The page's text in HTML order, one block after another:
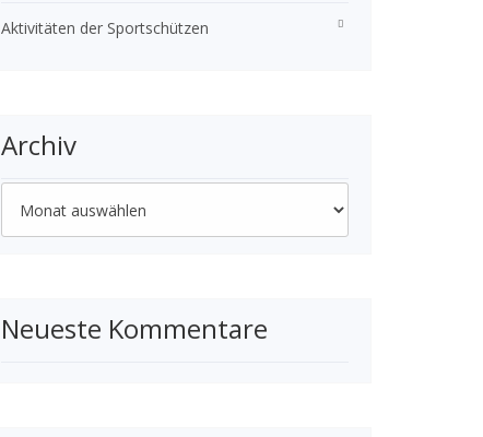
Aktivitäten der Sportschützen
Archiv
Neueste Kommentare